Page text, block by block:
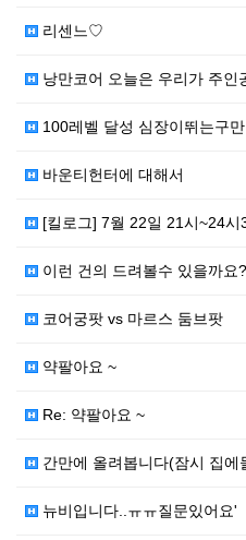
리센느♡
낭만코어 오늘은 우리가 주인
100레벨 달성 심장이뛰는구만
바운티헌터에 대해서
[킬로그] 7월 22일 21시~24시
이런 건의 드려볼수 있을까요?
코어궁팟 vs 마르스 둠브팟
약팔아요 ~
Re: 약팔아요 ~
간만에 올려봅니다(잠시 집에
뉴비입니다..ㅠㅠ질문있어요'